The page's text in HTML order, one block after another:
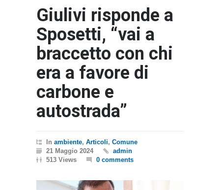
Giulivi risponde a
Sposetti, “vai a
braccetto con chi
era a favore di
carbone e
autostrada”
In ambiente, Articoli, Comune
21 Maggio 2024
admin
513 Views
0 comments